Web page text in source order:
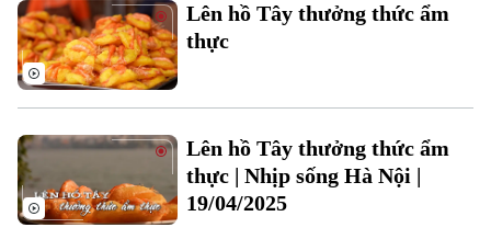
Lên hồ Tây thưởng thức ẩm
thực
Lên hồ Tây thưởng thức ẩm
thực | Nhịp sống Hà Nội |
19/04/2025